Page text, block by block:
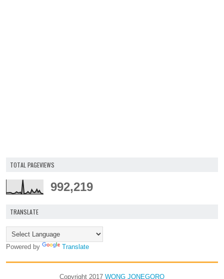
TOTAL PAGEVIEWS
992,219
TRANSLATE
Powered by Translate
Copyright 2017 WONG JONEGORO